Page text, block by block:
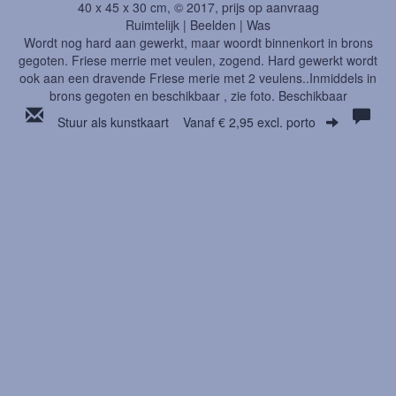
40 x 45 x 30 cm, © 2017, prijs op aanvraag
Ruimtelijk | Beelden | Was
Wordt nog hard aan gewerkt, maar woordt binnenkort in brons
gegoten. Friese merrie met veulen, zogend. Hard gewerkt wordt
ook aan een dravende Friese merie met 2 veulens..Inmiddels in
brons gegoten en beschikbaar , zie foto. Beschikbaar
Stuur als kunstkaart Vanaf € 2,95 excl. porto